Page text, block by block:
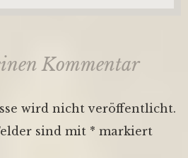
Kommentar
wird nicht veröffentlicht.
sind mit * markiert